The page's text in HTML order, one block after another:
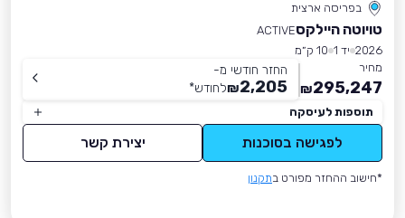
בפריסה ארצית
טויוטה היילקסACTIVE
2026 יד 1
10 ק״מ
מחיר
295,247
₪
החזר חודשי מ-
2,205
₪לחודש*
תוספות לעיסקה
לפגישה בסוכנות יצירת קשר
*חישוב ההחזר מפורט בתקנון